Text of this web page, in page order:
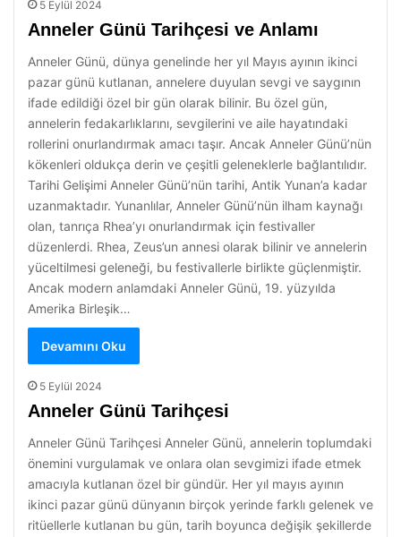
5 Eylül 2024
Anneler Günü Tarihçesi ve Anlamı
Anneler Günü, dünya genelinde her yıl Mayıs ayının ikinci
pazar günü kutlanan, annelere duyulan sevgi ve saygının
ifade edildiği özel bir gün olarak bilinir. Bu özel gün,
annelerin fedakarlıklarını, sevgilerini ve aile hayatındaki
rollerini onurlandırmak amacı taşır. Ancak Anneler Günü’nün
kökenleri oldukça derin ve çeşitli geleneklerle bağlantılıdır.
Tarihi Gelişimi Anneler Günü’nün tarihi, Antik Yunan’a kadar
uzanmaktadır. Yunanlılar, Anneler Günü’nün ilham kaynağı
olan, tanrıça Rhea’yı onurlandırmak için festivaller
düzenlerdi. Rhea, Zeus’un annesi olarak bilinir ve annelerin
yüceltilmesi geleneği, bu festivallerle birlikte güçlenmiştir.
Ancak modern anlamdaki Anneler Günü, 19. yüzyılda
Amerika Birleşik…
Devamını Oku
5 Eylül 2024
Anneler Günü Tarihçesi
Anneler Günü Tarihçesi Anneler Günü, annelerin toplumdaki
önemini vurgulamak ve onlara olan sevgimizi ifade etmek
amacıyla kutlanan özel bir gündür. Her yıl mayıs ayının
ikinci pazar günü dünyanın birçok yerinde farklı gelenek ve
ritüellerle kutlanan bu gün, tarih boyunca değişik şekillerde